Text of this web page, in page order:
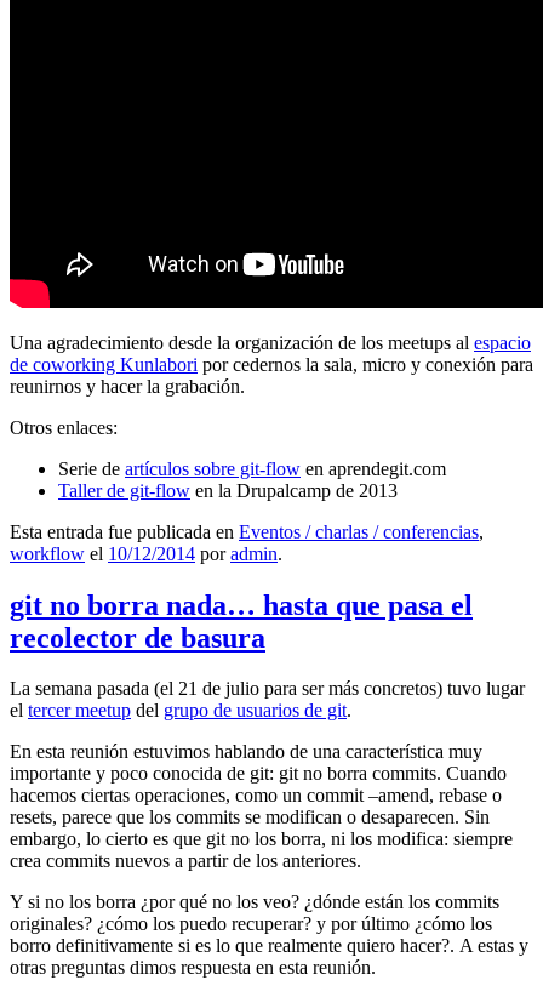
Una agradecimiento desde la organización de los meetups al espacio
de coworking Kunlabori por cedernos la sala, micro y conexión para
reunirnos y hacer la grabación.
Otros enlaces:
Serie de artículos sobre git-flow en aprendegit.com
Taller de git-flow en la Drupalcamp de 2013
Esta entrada fue publicada en Eventos / charlas / conferencias,
workflow el 10/12/2014 poradmin.
git no borra nada… hasta que pasa el
recolector de basura
La semana pasada (el 21 de julio para ser más concretos) tuvo lugar
el tercer meetup del grupo de usuarios de git.
En esta reunión estuvimos hablando de una característica muy
importante y poco conocida de git: git no borra commits. Cuando
hacemos ciertas operaciones, como un commit –amend, rebase o
resets, parece que los commits se modifican o desaparecen. Sin
embargo, lo cierto es que git no los borra, ni los modifica: siempre
crea commits nuevos a partir de los anteriores.
Y si no los borra ¿por qué no los veo? ¿dónde están los commits
originales? ¿cómo los puedo recuperar? y por último ¿cómo los
borro definitivamente si es lo que realmente quiero hacer?. A estas y
otras preguntas dimos respuesta en esta reunión.